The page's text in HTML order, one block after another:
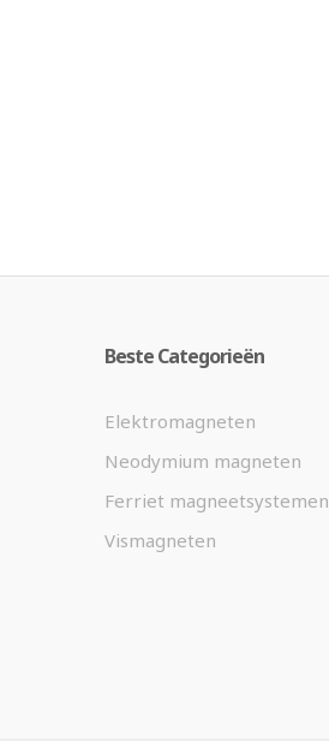
Beste Categorieën
Elektromagneten
Neodymium magneten
Ferriet magneetsystemen
Vismagneten